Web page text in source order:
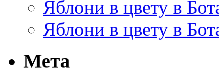
Яблони в цвету в
Яблони в цвету в
Мета